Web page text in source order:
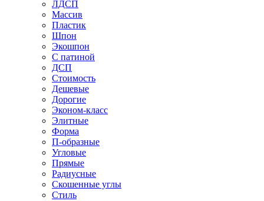
ЛДСП
Массив
Пластик
Шпон
Экошпон
С патиной
ДСП
Стоимость
Дешевые
Дорогие
Эконом-класс
Элитные
Форма
П-образные
Угловые
Прямые
Радиусные
Скошенные углы
Стиль